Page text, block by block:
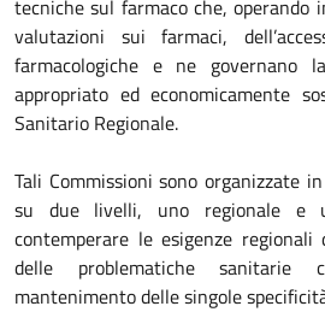
tecniche sul farmaco che, operando
valutazioni sui farmaci,
farmacologiche e ne governano
appropriato ed economicamente
Sanitario Regionale.
Tali Commissioni sono organizzate
su due livelli, uno regionale e
contemperare le esigenze
delle problematiche
mantenimento delle singole